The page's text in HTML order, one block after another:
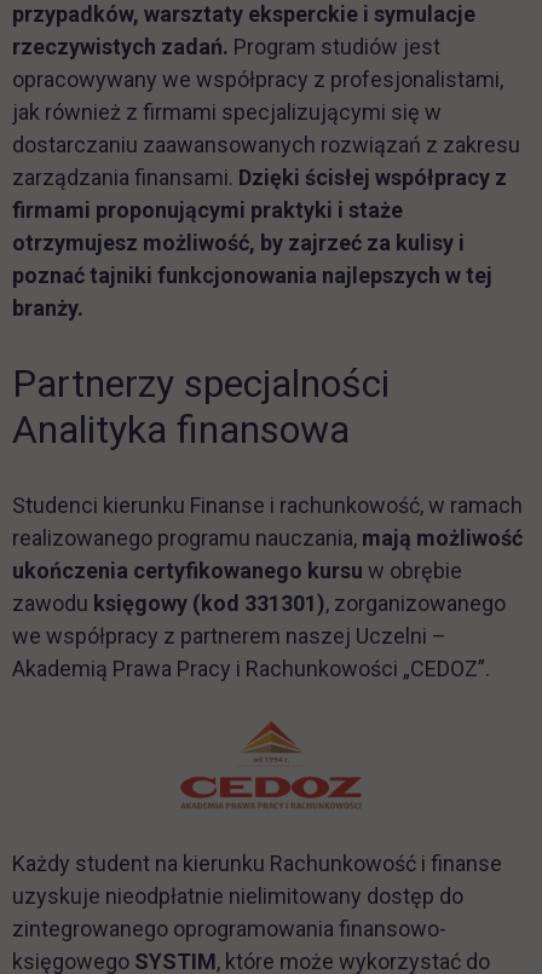
przypadków, warsztaty eksperckie i symulacje
rzeczywistych zadań. Program studiów jest
opracowywany we współpracy z profesjonalistami,
jak również z firmami specjalizującymi się w
dostarczaniu zaawansowanych rozwiązań z zakresu
zarządzania finansami. Dzięki ścisłej współpracy z
firmami proponującymi praktyki i staże
otrzymujesz możliwość, by zajrzeć za kulisy i
poznać tajniki funkcjonowania najlepszych w tej
branży.
Partnerzy specjalności
Analityka finansowa
Studenci kierunku Finanse i rachunkowość, w ramach
realizowanego programu nauczania, mają możliwość
ukończenia certyfikowanego kursu w obrębie
zawodu księgowy (kod 331301), zorganizowanego
we współpracy z partnerem naszej Uczelni –
Akademią Prawa Pracy i Rachunkowości „CEDOZ”.
link otwiera się w nowej karcie
Każdy student na kierunku Rachunkowość i finanse
uzyskuje nieodpłatnie nielimitowany dostęp do
zintegrowanego oprogramowania finansowo-
księgowego SYSTIM, które może wykorzystać do